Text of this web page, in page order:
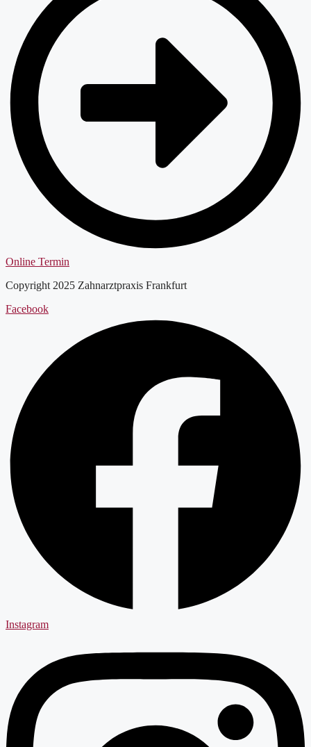
Online Termin
Copyright 2025 Zahnarztpraxis Frankfurt
Facebook
Instagram